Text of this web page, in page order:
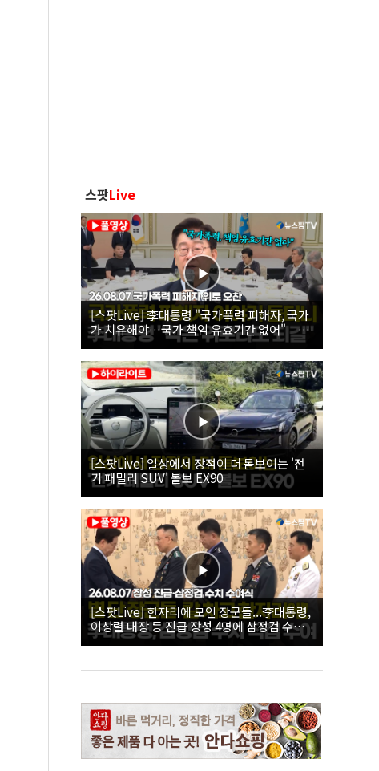
스팟Live
[스팟Live] 李대통령 "국가폭력 피해자, 국가
가 치유해야…국가 책임 유효기간 없어"｜
26.08.07 국가폭력 피해자 위로 오찬
[스팟Live] 일상에서 장점이 더 돋보이는 '전
기 패밀리 SUV' 볼보 EX90
[스팟Live] 한자리에 모인 장군들...李대통령,
이상렬 대장 등 진급 장성 4명에 삼정검 수치
직접 수여｜26.08.07 장성 진급·삼정검 수치